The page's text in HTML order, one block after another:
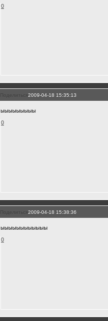
0
Поделиться2009-04-18 15:35:13
ыыыыыыыыы
0
Поделиться2009-04-18 15:38:36
ыыыыыыыыыыыы
0